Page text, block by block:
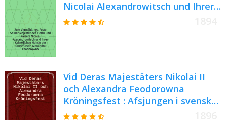
Nicolai Alexandrowitsch und Ihrer
Kaiserlichen Hohen der
Vid Deras Majestäters Nikolai II
och Alexandra Feodorowna
Kröningsfest : Afsjungen i svenska
kyrkan i Wiborg d. 26 maj 1896